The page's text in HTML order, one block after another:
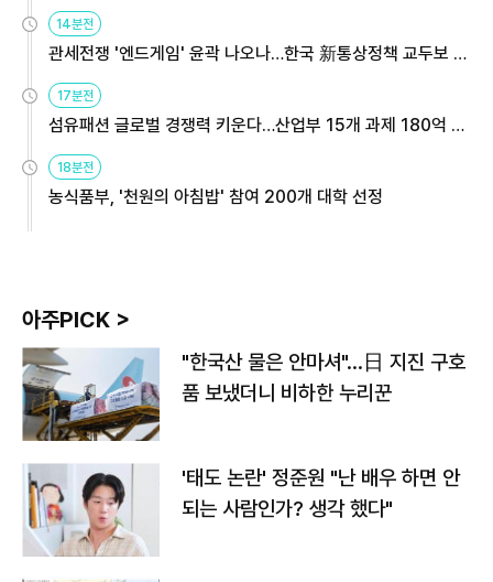
14분전
관세전쟁 '엔드게임' 윤곽 나오나…한국 新통상정책 교두보 활
용해야
17분전
섬유패션 글로벌 경쟁력 키운다…산업부 15개 과제 180억 지
원
18분전
농식품부, '천원의 아침밥' 참여 200개 대학 선정
아주PICK >
"한국산 물은 안마셔"…日 지진 구호
품 보냈더니 비하한 누리꾼
'태도 논란' 정준원 "난 배우 하면 안
되는 사람인가? 생각 했다"